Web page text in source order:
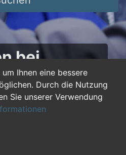
Ihnen eine bessere
Durch die Nutzung
Sie unserer Verwendung
bei
– Dein
ab 50!
nach einer neuen
oder einem